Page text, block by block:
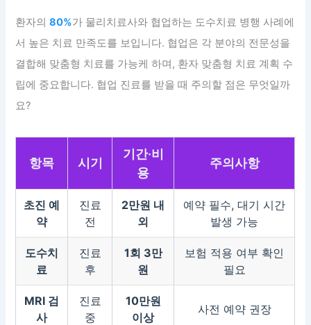
환자의80%가 물리치료사와 협업하는 도수치료 병행 사례에
서 높은 치료 만족도를 보입니다. 협업은 각 분야의 전문성을
결합해 맞춤형 치료를 가능케 하며, 환자 맞춤형 치료 계획 수
립에 중요합니다. 협업 진료를 받을 때 주의할 점은 무엇일까
요?
항목 시기
기간·비
용
주의사항
초진 예
약
진료
전
2만원 내
외
예약 필수, 대기 시간
발생 가능
도수치
료
진료
후
1회 3만
원
보험 적용 여부 확인
필요
MRI 검
사
진료
중
10만원
이상
사전 예약 권장